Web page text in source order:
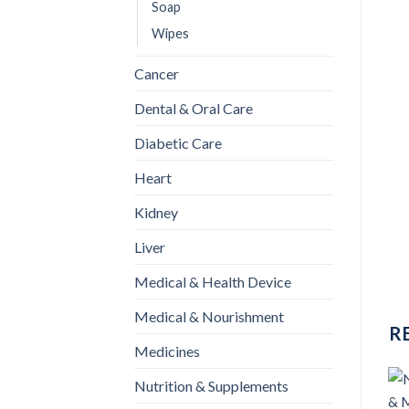
Soap
Wipes
Cancer
Dental & Oral Care
Diabetic Care
Heart
Kidney
Liver
Medical & Health Device
Medical & Nourishment
Medicines
Nutrition & Supplements